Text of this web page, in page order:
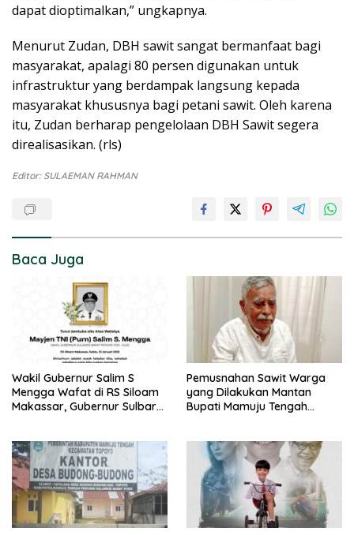
dapat dioptimalkan,” ungkapnya.
Menurut Zudan, DBH sawit sangat bermanfaat bagi
masyarakat, apalagi 80 persen digunakan untuk
infrastruktur yang berdampak langsung kepada
masyarakat khususnya bagi petani sawit. Oleh karena
itu, Zudan berharap pengelolaan DBH Sawit segera
direalisasikan. (rls)
Editor: SULAEMAN RAHMAN
Baca Juga
Wakil Gubernur Salim S
Mengga Wafat di RS Siloam
Makassar, Gubernur Sulbar
Pemusnahan Sawit Warga
yang Dilakukan Mantan
Bupati Mamuju Tengah